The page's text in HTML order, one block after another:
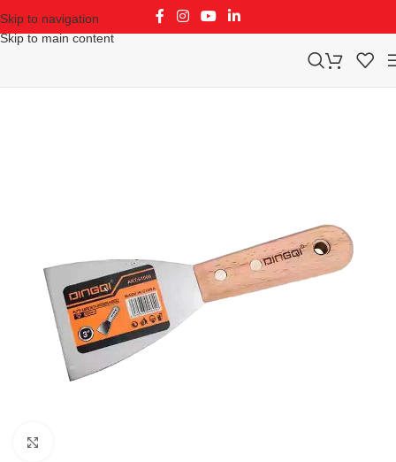
Skip to navigation
Skip to main content